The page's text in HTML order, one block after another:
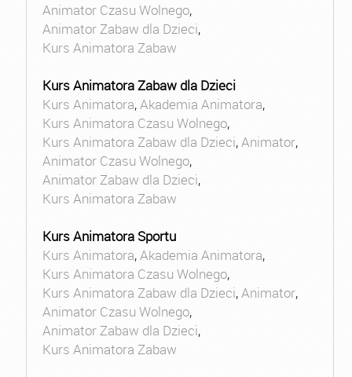
Animator Czasu Wolnego,
Animator Zabaw dla Dzieci,
Kurs Animatora Zabaw
Kurs Animatora Zabaw dla Dzieci
Kurs Animatora,Akademia Animatora,
Kurs Animatora Czasu Wolnego,
Kurs Animatora Zabaw dla Dzieci,Animator,
Animator Czasu Wolnego,
Animator Zabaw dla Dzieci,
Kurs Animatora Zabaw
Kurs Animatora Sportu
Kurs Animatora,Akademia Animatora,
Kurs Animatora Czasu Wolnego,
Kurs Animatora Zabaw dla Dzieci,Animator,
Animator Czasu Wolnego,
Animator Zabaw dla Dzieci,
Kurs Animatora Zabaw